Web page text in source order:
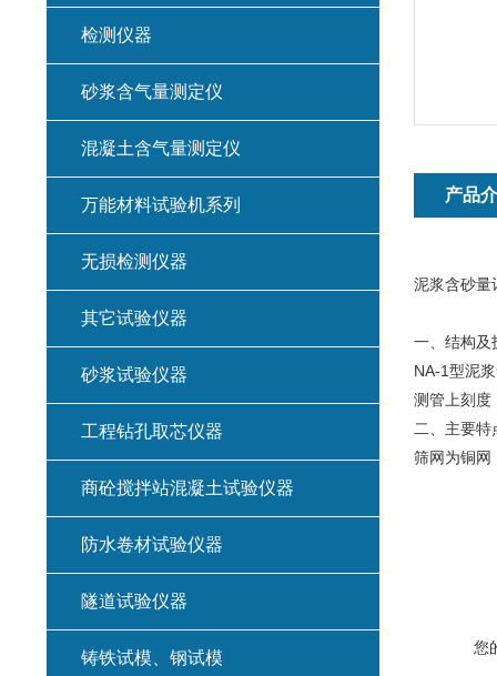
产品
泥浆含砂量
一、结构及
NA-1型泥
测管上刻度
二、主要特
筛网为铜网
您
检测仪器
砂浆含气量测定仪
混凝土含气量测定仪
万能材料试验机系列
无损检测仪器
其它试验仪器
砂浆试验仪器
工程钻孔取芯仪器
商砼搅拌站混凝土试验仪器
防水卷材试验仪器
隧道试验仪器
铸铁试模、钢试模